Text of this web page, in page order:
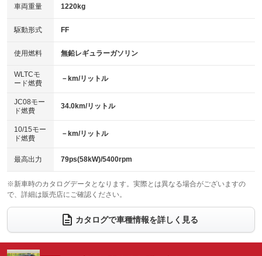
アイドリングストップ
：装備なし
USB入力端子
：装備なし
100V電源
：装備なし
センターデフロック
：装備なし
電動格納ミラー
：装備あり
HID(キセノンライト)
バックカメラ
エアロ
：装備なし
ローダウン
：装備なし
ベンチシート
：装備なし
チップアップシート
：装備なし
電動格納サードシート
：装備なし シートヒーター
：装備なし
ウォークスルー
電動リアゲート フロントカメラ
：装備あり
シートエアコン
：装備なし 全周囲カメラ
：装備あり
車両重量 1220kg
駆動形式 FF
使用燃料 無鉛レギュラーガソリン
WLTCモ
ード燃費
－km/リットル
JC08モー
ド燃費
34.0km/リットル
10/15モー
ド燃費
－km/リットル
最高出力 79ps(58kW)/5400rpm
※新車時のカタログデータとなります。実際とは異なる場合がございますの
で、詳細は販売店にご確認ください。
カタログで車種情報を詳しく見る